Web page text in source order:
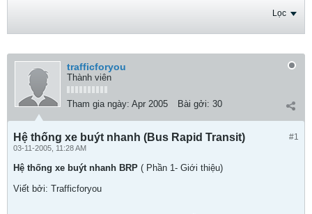
Lọc
trafficforyou
Thành viên
Tham gia ngày: Apr 2005 Bài gởi: 30
#1
Hệ thống xe buýt nhanh (Bus Rapid Transit)
03-11-2005, 11:28 AM
Hệ thống xe buýt nhanh BRP ( Phần 1- Giới thiệu)
Viết bởi: Trafficforyou